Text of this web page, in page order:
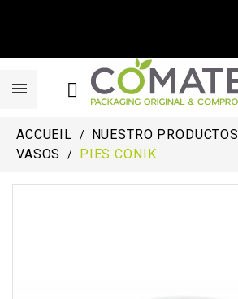
ACCUEIL NUESTRO PRODUCTOS
VASOS
PIES CONIK